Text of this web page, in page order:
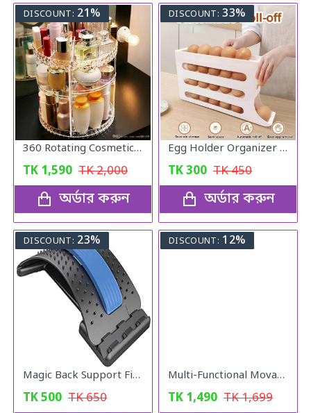
DISCOUNT: 21%
360 Rotating Cosmetic Organizer
TK 1,590 TK2,000
অর্ডার করুন
DISCOUNT: 33%
Egg Holder Organizer for Refrigerator
TK300 TK450
অর্ডার করুন
DISCOUNT: 23%
Magic Back Support Five Minutes ADay
TK500 TK650
DISCOUNT: 12%
Multi-Functional Movable Adjustable Base
TK 1,490 TK1,699